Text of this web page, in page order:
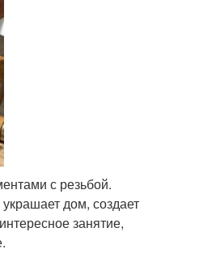
с резьбой.
дом, создает
занятие,